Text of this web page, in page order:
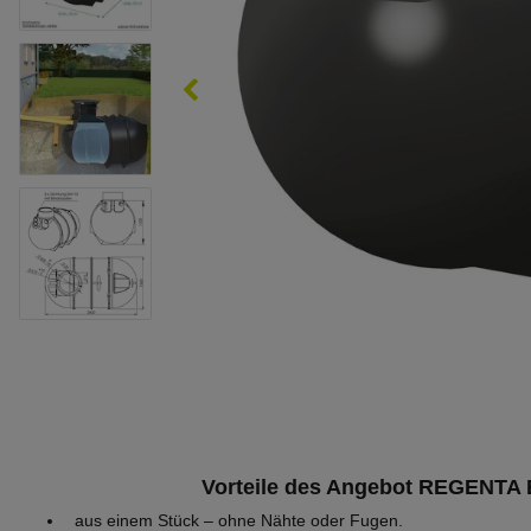
Vorteile des Angebot REGENTA
aus einem Stück – ohne Nähte oder Fugen.